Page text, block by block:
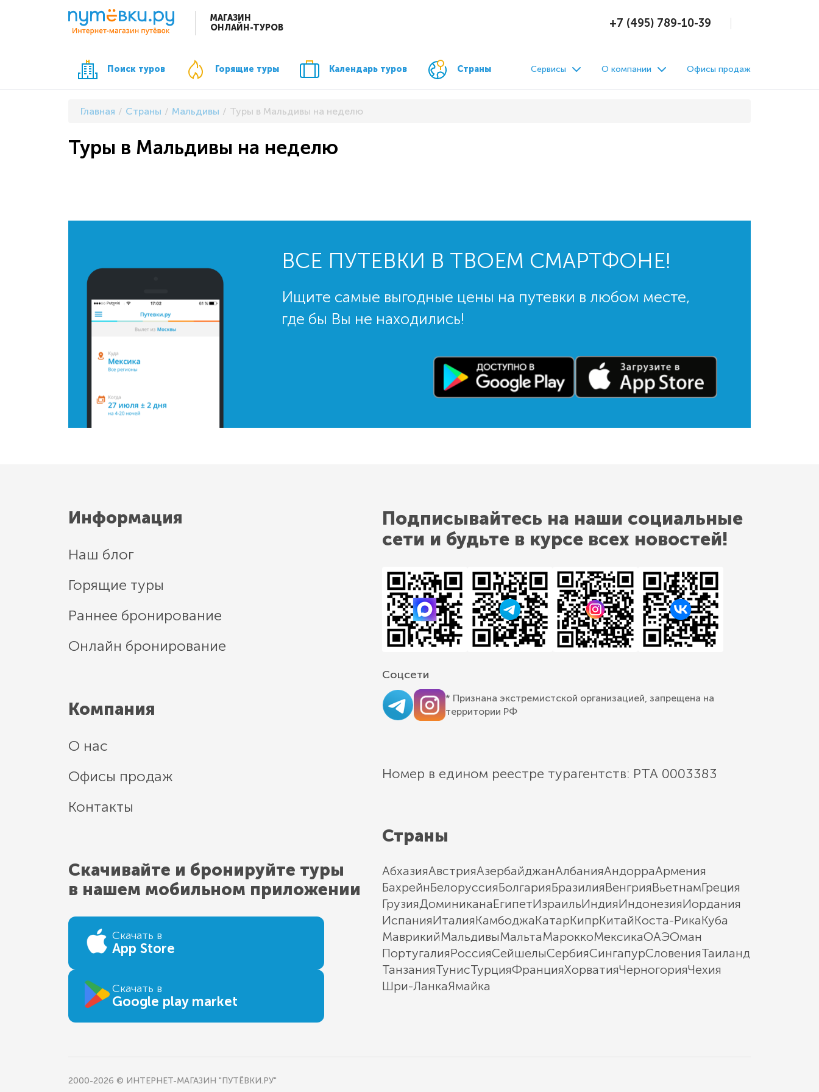
МАГАЗИН
ОНЛАЙН-ТУРОВ
+7 (495) 789-10-39
Поиск туров Горящие туры Календарь туров Страны Сервисы О компании Офисы продаж
Главная Страны Мальдивы Туры в Мальдивы на неделю
Туры в Мальдивы на неделю
ВСЕ ПУТЕВКИ В ТВОЕМ СМАРТФОНЕ!
Ищите самые выгодные цены на путевки в любом месте,
где бы Вы не находились!
Информация
Наш блог
Горящие туры
Раннее бронирование
Онлайн бронирование
Компания
О нас
Офисы продаж
Контакты
Скачивайте и бронируйте туры
в нашем мобильном приложении
Скачать в
App Store
Скачать в
Google play market
Подписывайтесь на наши социальные
сети и будьте в курсе всех новостей!
Соцсети
* Признана экстремистской организацией, запрещена на
территории РФ
Номер в едином реестре турагентств: РТА 0003383
Страны
АбхазияАвстрияАзербайджанАлбанияАндорраАрмения
БахрейнБелоруссияБолгарияБразилияВенгрияВьетнамГреция
ГрузияДоминиканаЕгипетИзраильИндияИндонезияИордания
ИспанияИталияКамбоджаКатарКипрКитайКоста-РикаКуба
МаврикийМальдивыМальтаМароккоМексикаОАЭОман
ПортугалияРоссияСейшелыСербияСингапурСловенияТаиланд
ТанзанияТунисТурцияФранцияХорватияЧерногорияЧехия
Шри-ЛанкаЯмайка
2000-2026 © ИНТЕРНЕТ-МАГАЗИН "ПУТЁВКИ.РУ"